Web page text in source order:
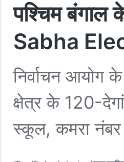
पश्चिम बंगाल
Sabha
निर्वाचन आयोग
क्षेत्र के 120-
स्कूल, कमरा